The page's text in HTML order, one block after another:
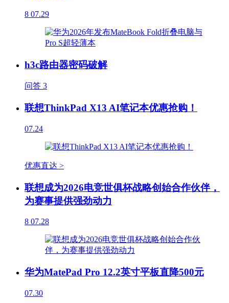
8 07.29
h3c路由器密码破解
问答 3
联想ThinkPad X13 AI笔记本优惠抢购！
07.24
优惠直达 >
联想成为2026电竞世俱杯战略创始合作伙伴，
为赛事提供强劲动力
8 07.28
华为MatePad Pro 12.2英寸平板直降500元
07.30